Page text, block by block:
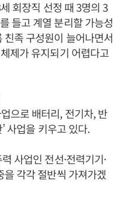
회장직 선정 때 3명의 3
들고 계열 분리할 가능성
족 구성원이 늘어나면서
제가 유지되기 어렵다고
으로 배터리, 전기차, 반
사업을 키우고 있다.
사업인 전선·전력기기·
을 각각 절반씩 가져가겠